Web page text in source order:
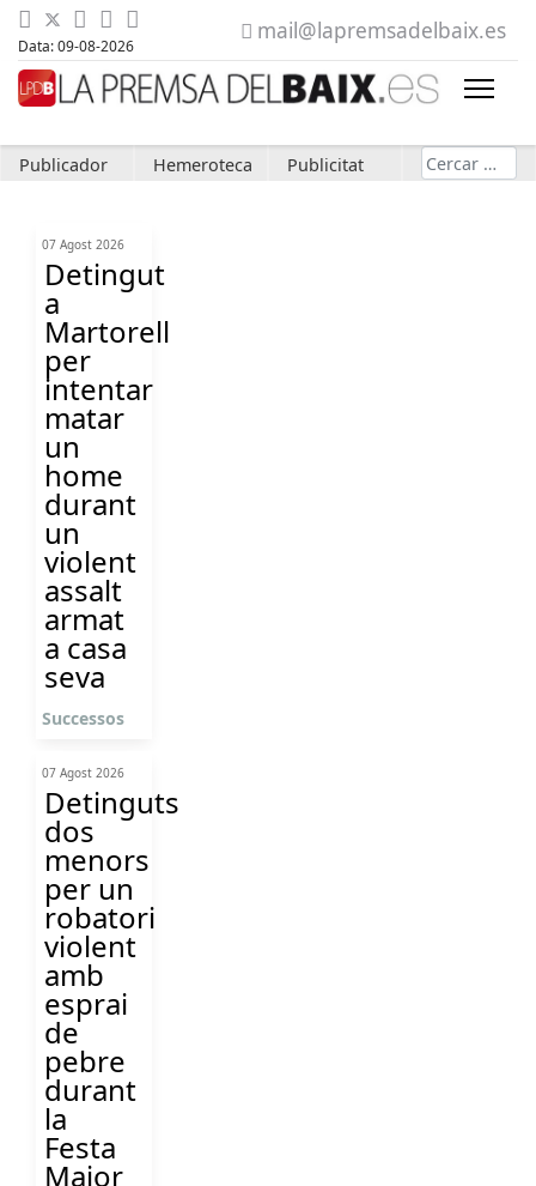
Data: 09-08-2026
mail@lapremsadelbaix.es
Publicador Hemeroteca Publicitat Cerca
07 Agost 2026
Detingut
a
Martorell
per
intentar
matar
un
home
durant
un
violent
assalt
armat
a casa
seva
Successos
07 Agost 2026
Detinguts
dos
menors
per un
robatori
violent
amb
esprai
de
pebre
durant
la
Festa
Major